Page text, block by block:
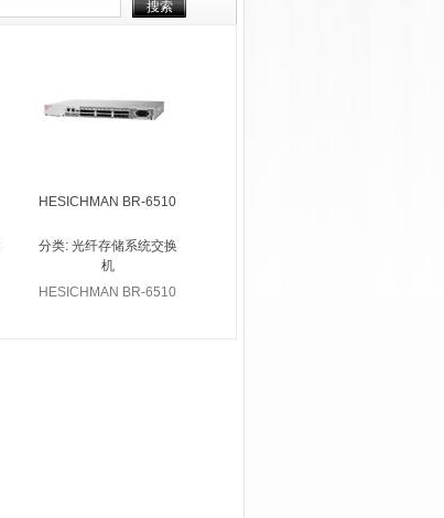
HESICHMAN BR-6510
分类: 光纤存储系统交换
机
HESICHMAN BR-6510